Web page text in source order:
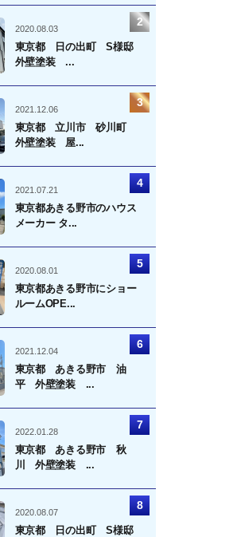
2020.08.03
東京都 日の出町 S様邸
外壁塗装 ...
2021.12.06
東京都 立川市 砂川町
外壁塗装 屋...
2021.07.21
東京都あきる野市のハウス
メーカー タ...
2020.08.01
東京都あきる野市にショー
ルームOPE...
2021.12.04
東京都 あきる野市 油
平 外壁塗装 ...
2022.01.28
東京都 あきる野市 秋
川 外壁塗装 ...
2020.08.07
東京都 日の出町 S様邸